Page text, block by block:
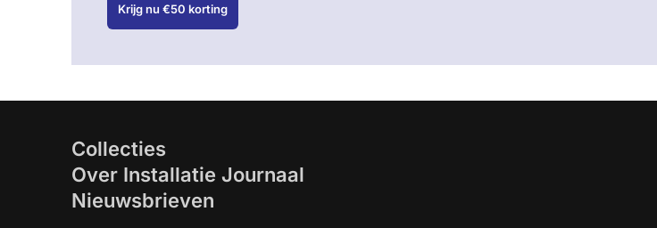
Krijg nu €50 korting
Collecties
Over Installatie Journaal
Nieuwsbrieven